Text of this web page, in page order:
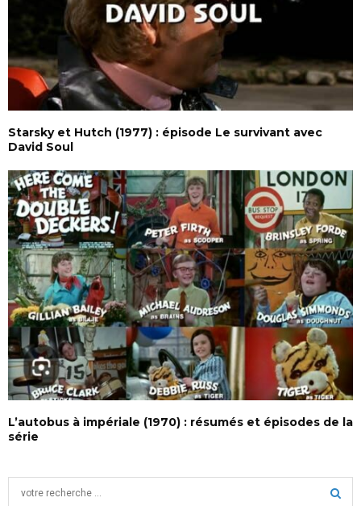
Starsky et Hutch (1977) : épisode Le survivant avec
David Soul
L’autobus à impériale (1970) : résumés et épisodes de la
série